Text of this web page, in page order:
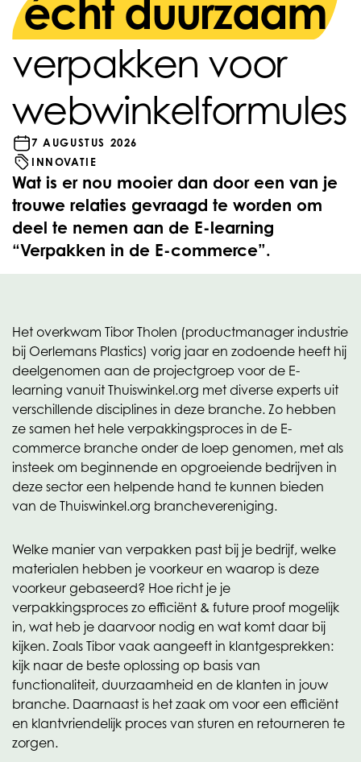
écht duurzaam
verpakken voor
webwinkelformules
7 AUGUSTUS 2026
INNOVATIE
Wat is er nou mooier dan door een van je
trouwe relaties gevraagd te worden om
deel te nemen aan de E-learning
“Verpakken in de E-commerce”.
Het overkwam Tibor Tholen (productmanager industrie
bij Oerlemans Plastics) vorig jaar en zodoende heeft hij
deelgenomen aan de projectgroep voor de E-
learning vanuit Thuiswinkel.org met diverse experts uit
verschillende disciplines in deze branche. Zo hebben
ze samen het hele verpakkingsproces in de E-
commerce branche onder de loep genomen, met als
insteek om beginnende en opgroeiende bedrijven in
deze sector een helpende hand te kunnen bieden
van de Thuiswinkel.org branchevereniging.
Welke manier van verpakken past bij je bedrijf, welke
materialen hebben je voorkeur en waarop is deze
voorkeur gebaseerd? Hoe richt je je
verpakkingsproces zo efficiënt & future proof mogelijk
in, wat heb je daarvoor nodig en wat komt daar bij
kijken. Zoals Tibor vaak aangeeft in klantgesprekken:
kijk naar de beste oplossing op basis van
functionaliteit, duurzaamheid en de klanten in jouw
branche. Daarnaast is het zaak om voor een efficiënt
en klantvriendelijk proces van sturen en retourneren te
zorgen.